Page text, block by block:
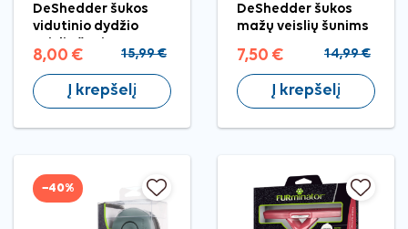
DeShedder šukos
vidutinio dydžio
8,00 € 15,99 €
Į krepšelį
DeShedder šukos
mažų veislių šunims
7,50 € 14,99 €
Į krepšelį
−40%